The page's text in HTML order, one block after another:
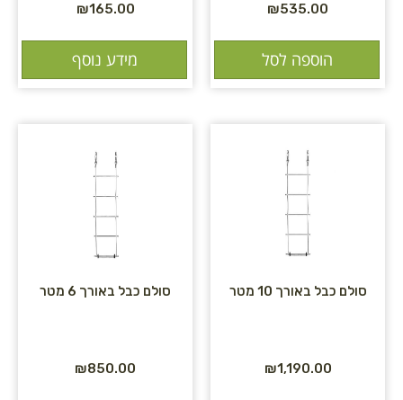
₪535.00
הוספה לסל
₪165.00
מידע נוסף
סולם כבל באורך 10 מטר
₪1,190.00
סולם כבל באורך 6 מטר
₪850.00